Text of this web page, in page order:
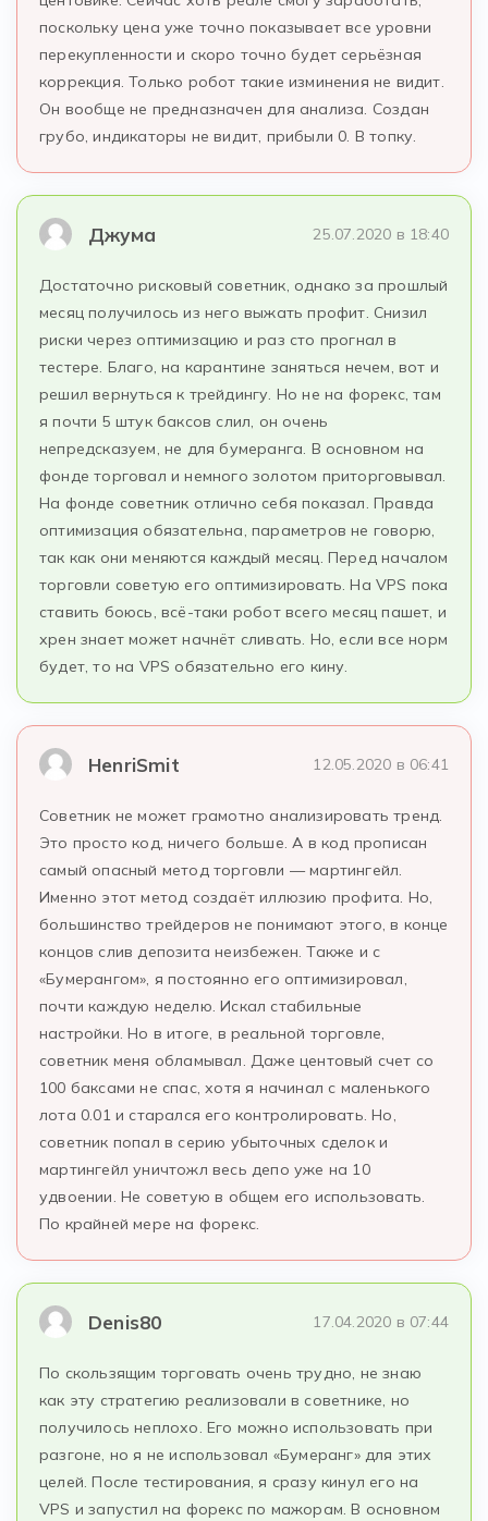
поскольку цена уже точно показывает все уровни
перекупленности и скоро точно будет серьёзная
коррекция. Только робот такие изминения не видит.
Он вообще не предназначен для анализа. Создан
грубо, индикаторы не видит, прибыли 0. В топку.
Джума 25.07.2020 в 18:40
Достаточно рисковый советник, однако за прошлый
месяц получилось из него выжать профит. Снизил
риски через оптимизацию и раз сто прогнал в
тестере. Благо, на карантине заняться нечем, вот и
решил вернуться к трейдингу. Но не на форекс, там
я почти 5 штук баксов слил, он очень
непредсказуем, не для бумеранга. В основном на
фонде торговал и немного золотом приторговывал.
На фонде советник отлично себя показал. Правда
оптимизация обязательна, параметров не говорю,
так как они меняются каждый месяц. Перед началом
торговли советую его оптимизировать. На VPS пока
ставить боюсь, всё-таки робот всего месяц пашет, и
хрен знает может начнёт сливать. Но, если все норм
будет, то на VPS обязательно его кину.
HenriSmit 12.05.2020 в 06:41
Советник не может грамотно анализировать тренд.
Это просто код, ничего больше. А в код прописан
самый опасный метод торговли — мартингейл.
Именно этот метод создаёт иллюзию профита. Но,
большинство трейдеров не понимают этого, в конце
концов слив депозита неизбежен. Также и с
«Бумерангом», я постоянно его оптимизировал,
почти каждую неделю. Искал стабильные
настройки. Но в итоге, в реальной торговле,
советник меня обламывал. Даже центовый счет со
100 баксами не спас, хотя я начинал с маленького
лота 0.01 и старался его контролировать. Но,
советник попал в серию убыточных сделок и
мартингейл уничтожл весь депо уже на 10
удвоении. Не советую в общем его использовать.
По крайней мере на форекс.
Denis80 17.04.2020 в 07:44
По скользящим торговать очень трудно, не знаю
как эту стратегию реализовали в советнике, но
получилось неплохо. Его можно использовать при
разгоне, но я не использовал «Бумеранг» для этих
целей. После тестирования, я сразу кинул его на
VPS и запустил на форекс по мажорам. В основном